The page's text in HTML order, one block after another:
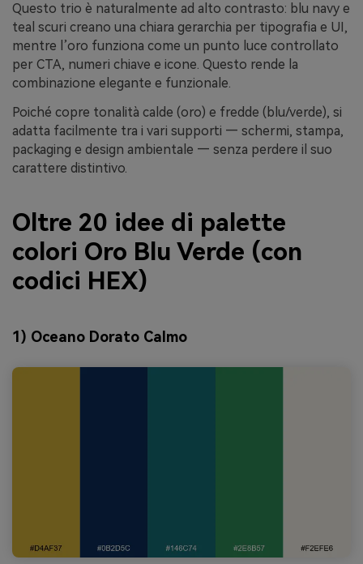
Questo trio è naturalmente ad alto contrasto: blu navy e
teal scuri creano una chiara gerarchia per tipografia e UI,
mentre l’oro funziona come un punto luce controllato
per CTA, numeri chiave e icone. Questo rende la
combinazione elegante e funzionale.
Poiché copre tonalità calde (oro) e fredde (blu/verde), si
adatta facilmente tra i vari supporti — schermi, stampa,
packaging e design ambientale — senza perdere il suo
carattere distintivo.
Oltre 20 idee di palette
colori Oro Blu Verde (con
codici HEX)
1) Oceano Dorato Calmo